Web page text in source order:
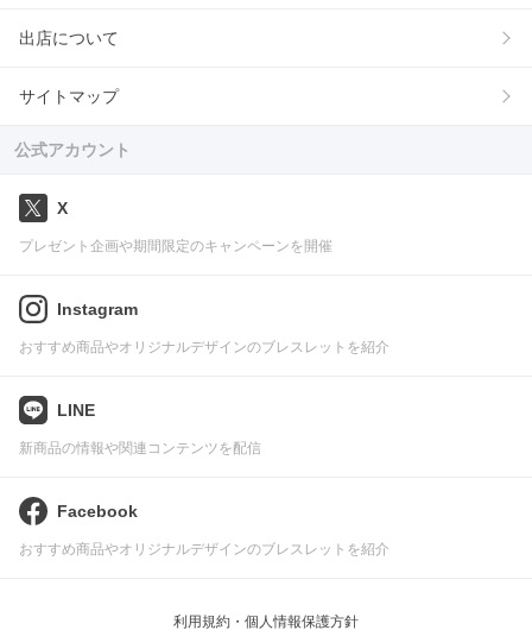
出店について
サイトマップ
公式アカウント
X
プレゼント企画や期間限定のキャンペーンを開催
Instagram
おすすめ商品やオリジナルデザインのブレスレットを紹介
LINE
新商品の情報や関連コンテンツを配信
Facebook
おすすめ商品やオリジナルデザインのブレスレットを紹介
利用規約・個人情報保護方針